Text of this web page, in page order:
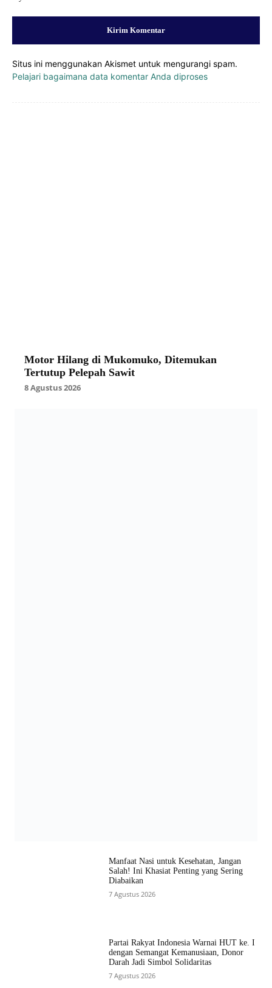
Situs ini menggunakan Akismet untuk mengurangi spam.
Pelajari bagaimana data komentar Anda diproses
Motor Hilang di Mukomuko, Ditemukan
Tertutup Pelepah Sawit
8 Agustus 2026
Manfaat Nasi untuk Kesehatan, Jangan
Salah! Ini Khasiat Penting yang Sering
Diabaikan
7 Agustus 2026
Partai Rakyat Indonesia Warnai HUT ke. I
dengan Semangat Kemanusiaan, Donor
Darah Jadi Simbol Solidaritas
7 Agustus 2026